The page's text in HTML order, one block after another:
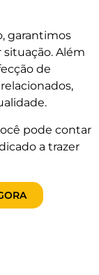
garantimos
Além
de
pode contar
a trazer